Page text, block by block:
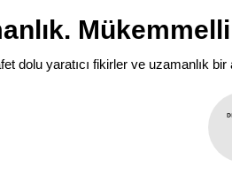
dolu yaratıcı fikirler ve uzamanlık